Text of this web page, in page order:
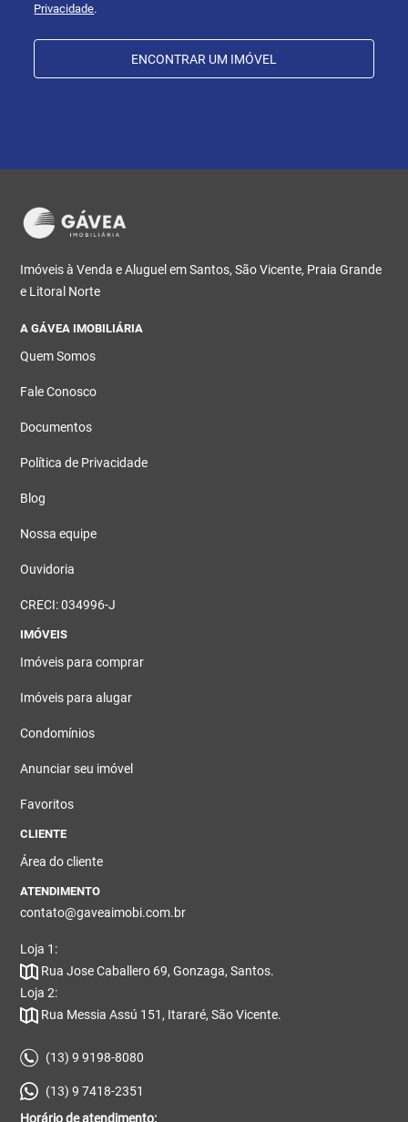
Privacidade.
ENCONTRAR UM IMÓVEL
Imóveis à Venda e Aluguel em Santos, São Vicente, Praia Grande
e Litoral Norte
A GÁVEA IMOBILIÁRIA
Quem Somos
Fale Conosco
Documentos
Política de Privacidade
Blog
Nossa equipe
Ouvidoria
CRECI: 034996-J
IMÓVEIS
Imóveis para comprar
Imóveis para alugar
Condomínios
Anunciar seu imóvel
Favoritos
CLIENTE
Área do cliente
ATENDIMENTO
contato@gaveaimobi.com.br
Loja 1:
Rua Jose Caballero 69, Gonzaga, Santos.
Loja 2:
Rua Messia Assú 151, Itararé, São Vicente.
(13) 9 9198-8080
(13) 9 7418-2351
Horário de atendimento: